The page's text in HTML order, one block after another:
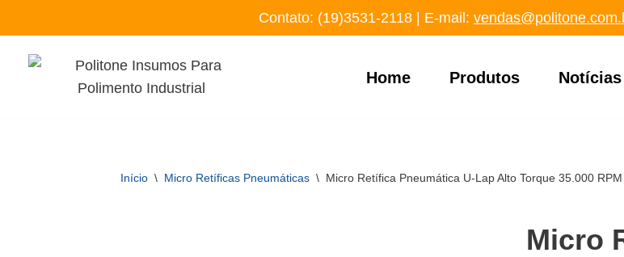
para
Contato: (19)3531-2118 ‬ | E-mail:
Home Produtos Notícias
Início \ Micro Retíficas Pneumáticas \ Micro Retífica Pneumática U-Lap Alto Torque 35.000
Micro